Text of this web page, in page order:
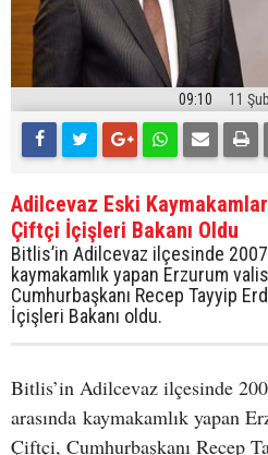
09:10 11
Adilcevaz Eski
Çiftçi İçişleri Bakanı Oldu
Bitlis’in Adilcevaz ilçesinde
kaymakamlık yapan Erzurum
Cumhurbaşkanı Recep Tayyip
İçişleri Bakanı oldu.
Bitlis’in Adilcevaz ilçesinde
arasında kaymakamlık yapan
Çiftçi, Cumhurbaşkanı Recep